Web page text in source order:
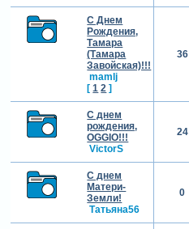
С Днем
Рождения,
Тамара
(Тамара
Завойская)!!!
mamlj
[ 1 2 ]
36
С днем
рождения,
OGGIO!!!
VictorS
24
С днем
Матери-
Земли!
Татьяна56
0